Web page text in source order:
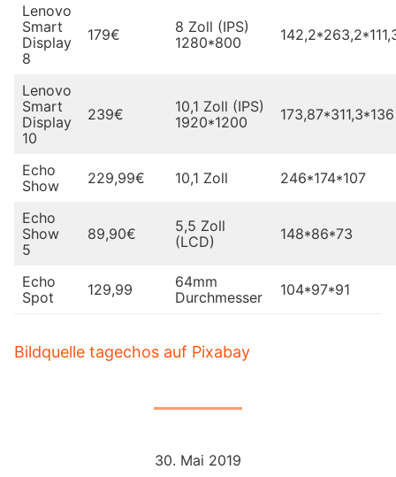
Lenovo
Smart
Display
8
179€
8 Zoll (IPS)
1280*800
Lenovo
Smart
Display
10
239€
10,1 Zoll (IPS)
1920*1200
173,87*311,3*136
Echo
Show
229,99€ 10,1 Zoll 246*174*107
Echo
Show
5
89,90€
5,5 Zoll
(LCD)
148*86*73
Echo
Spot
129,99
64mm
Durchmesser
104*97*91
Bildquelle tagechos auf Pixabay
30. Mai 2019